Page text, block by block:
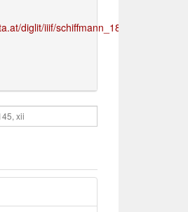
diglit/iiif/schiffmann_1895/manifest.json